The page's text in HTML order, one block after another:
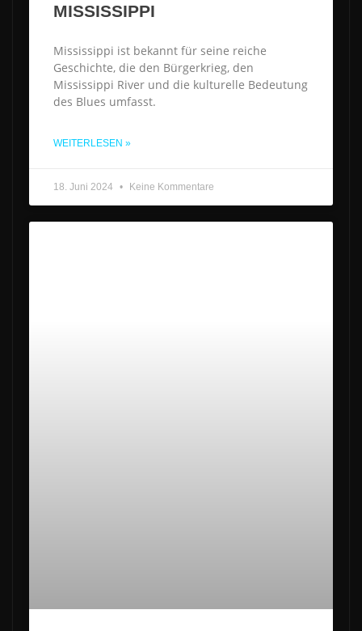
MISSISSIPPI
Mississippi ist bekannt für seine reiche
Geschichte, die den Bürgerkrieg, den
Mississippi River und die kulturelle Bedeutung
des Blues umfasst.
WEITERLESEN »
18. Juni 2024 Keine Kommentare